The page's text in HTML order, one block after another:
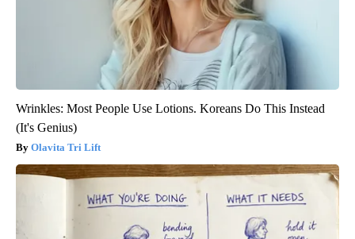
Wrinkles: Most People Use Lotions. Koreans Do This Instead
(It's Genius)
Olavita Tri Lift